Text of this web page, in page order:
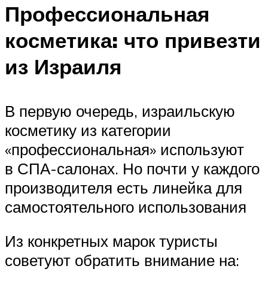
Профессиональная
косметика: что привезти
из Израиля
В первую очередь, израильскую
косметику из категории
«профессиональная» используют
в СПА-салонах. Но почти у каждого
производителя есть линейка для
самостоятельного использования
Из конкретных марок туристы
советуют обратить внимание на: